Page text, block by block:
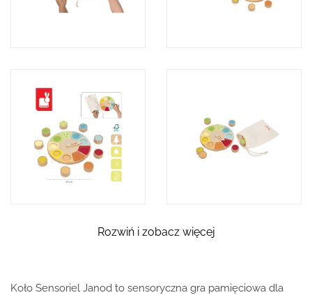
Rozwiń i zobacz więcej
Koło Sensoriel Janod to sensoryczna gra pamięciowa dla